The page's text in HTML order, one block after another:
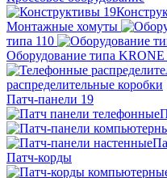
Монтажные хомуты
типа 110
Оборудование типа KRONE
распределительные коробки
Патч-панели 19
Патч-корды